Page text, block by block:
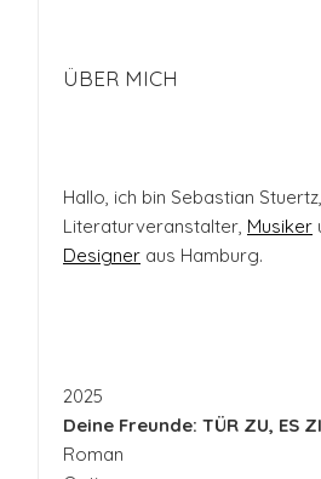
ÜBER MICH
Hallo, ich bin Sebastian
Literaturveranstalter, Musiker
Designer aus Hamburg.
2025
Deine Freunde: TÜR ZU, ES
Roman